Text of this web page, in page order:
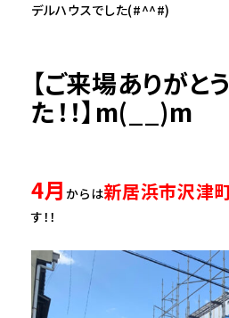
デルハウスでした(#^^#)
【ご来場ありがと
た！！】m(__)m
4月からは新居浜市沢津
す！！